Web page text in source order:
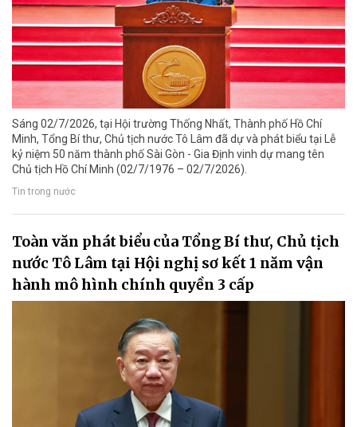
Sáng 02/7/2026, tại Hội trường Thống Nhất, Thành phố Hồ Chí
Minh, Tổng Bí thư, Chủ tịch nước Tô Lâm đã dự và phát biểu tại Lễ
kỷ niệm 50 năm thành phố Sài Gòn - Gia Định vinh dự mang tên
Chủ tịch Hồ Chí Minh (02/7/1976 – 02/7/2026).
Tin trong nước
Toàn văn phát biểu của Tổng Bí thư, Chủ tịch
nước Tô Lâm tại Hội nghị sơ kết 1 năm vận
hành mô hình chính quyền 3 cấp